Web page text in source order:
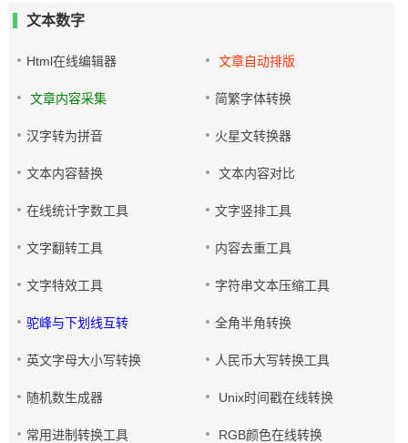
文本数字
Html在线编辑器 文章自动排版
文章内容采集 简繁字体转换
汉字转为拼音 火星文转换器
文本内容替换 文本内容对比
在线统计字数工具 文字竖排工具
文字翻转工具 内容去重工具
文字特效工具 字符串文本压缩工具
驼峰与下划线互转 全角半角转换
英文字母大小写转换 人民币大写转换工具
随机数生成器 Unix时间戳在线转换
常用进制转换工具 RGB颜色在线转换